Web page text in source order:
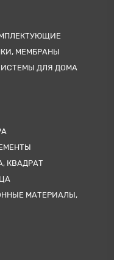
МЕМБРАНЫ
ДЛЯ ДОМА
КВАДРАТ
МАТЕРИАЛЫ,